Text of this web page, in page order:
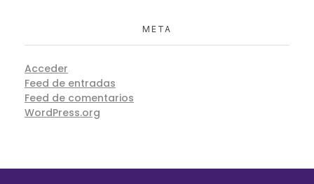
META
Acceder
Feed de entradas
Feed de comentarios
WordPress.org